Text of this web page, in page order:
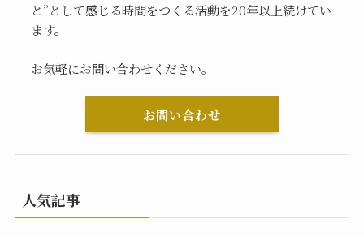
と”として感じる時間をつくる活動を20年以上続けてい
ます。
お気軽にお問い合わせください。
お問い合わせ
人気記事